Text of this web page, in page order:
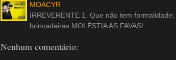
MOACYR
IRREVERENTE 1. Que não tem
brincadeiras MOLÉSTIA AS FAVAS!
Nenhum comentário: